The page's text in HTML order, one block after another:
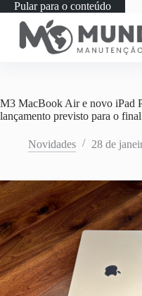
Pular para o conteúdo
M3 MacBook Air e novo iPad
lançamento previsto para o
Novidades 28 de